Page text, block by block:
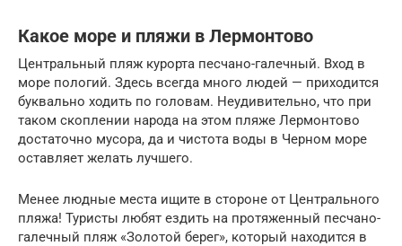
Какое море и пляжи в Лермонтово
Центральный пляж курорта песчано-галечный. Вход в
море пологий. Здесь всегда много людей — приходится
буквально ходить по головам. Неудивительно, что при
таком скоплении народа на этом пляже Лермонтово
достаточно мусора, да и чистота воды в Черном море
оставляет желать лучшего.
Менее людные места ищите в стороне от Центрального
пляжа! Туристы любят ездить на протяженный песчано-
галечный пляж «Золотой берег», который находится в